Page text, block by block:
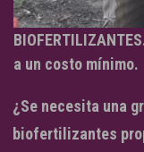
a un costo mínimo.
¿Se necesita una
biofertilizantes